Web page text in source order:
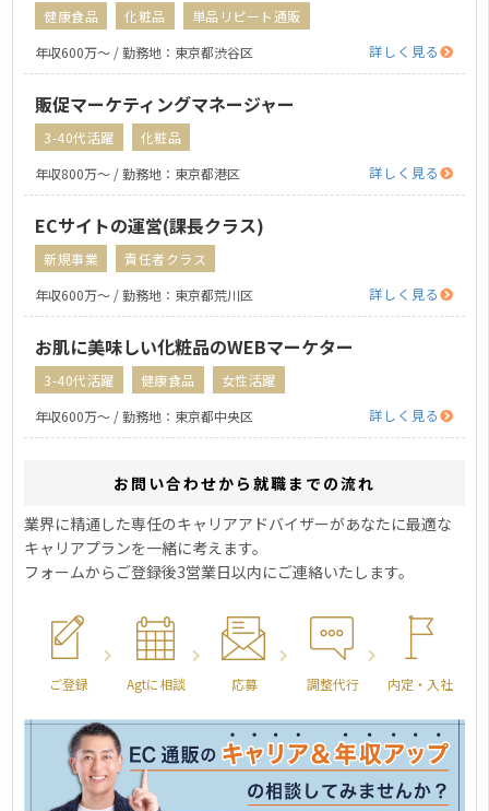
健康食品 化粧品
単品リピート通販
年収600万〜 / 勤務地：東京都渋谷区
詳しく見る
販促マーケティングマネージャー
3-40代活躍
化粧品
年収800万〜 / 勤務地：東京都港区
詳しく見る
ECサイトの運営(課長クラス)
新規事業
責任者クラス
年収600万〜 / 勤務地：東京都荒川区
詳しく見る
お肌に美味しい化粧品のWEBマーケター
3-40代活躍 健康食品
女性活躍
年収600万〜 / 勤務地：東京都中央区
詳しく見る
お問い合わせから就職までの流れ
業界に精通した専任のキャリアアドバイザーがあなたに最適な
キャリアプランを一緒に考えます。
フォームからご登録後3営業日以内にご連絡いたします。
ご登録 Agtに相談 応募 調整代行 内定・入社